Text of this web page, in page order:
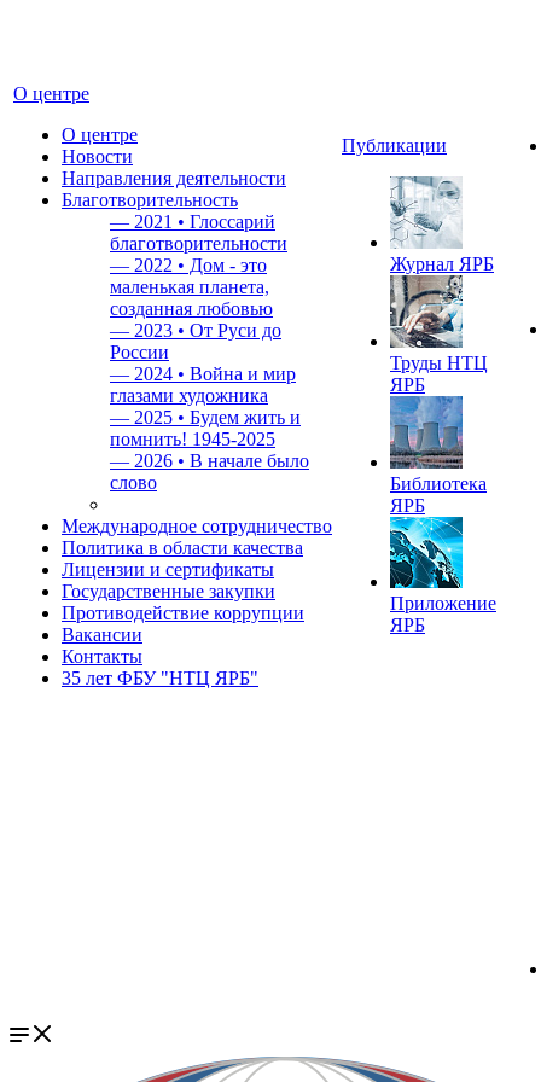
О центре
О центре
Новости
Направления деятельности
Благотворительность
— 2021 • Глоссарий
благотворительности
— 2022 • Дом - это
маленькая планета,
созданная любовью
— 2023 • От Руси до
России
— 2024 • Война и мир
глазами художника
— 2025 • Будем жить и
помнить! 1945-2025
— 2026 • В начале было
слово
Международное сотрудничество
Политика в области качества
Лицензии и сертификаты
Государственные закупки
Противодействие коррупции
Вакансии
Контакты
35 лет ФБУ "НТЦ ЯРБ"
Публикации
Журнал ЯРБ
Труды НТЦ
ЯРБ
Библиотека
ЯРБ
Приложение
ЯРБ